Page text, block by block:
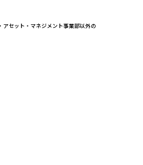
セット・マネジメント事業部以外の